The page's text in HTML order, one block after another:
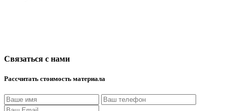
Связаться с нами
Рассчитать стоимость материала